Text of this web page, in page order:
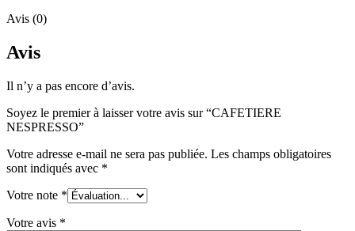
Avis (0)
Avis
Il n’y a pas encore d’avis.
Soyez le premier à laisser votre avis sur “CAFETIERE
NESPRESSO”
Votre adresse e-mail ne sera pas publiée. Les champs obligatoires
sont indiqués avec *
Votre note *
Votre avis *